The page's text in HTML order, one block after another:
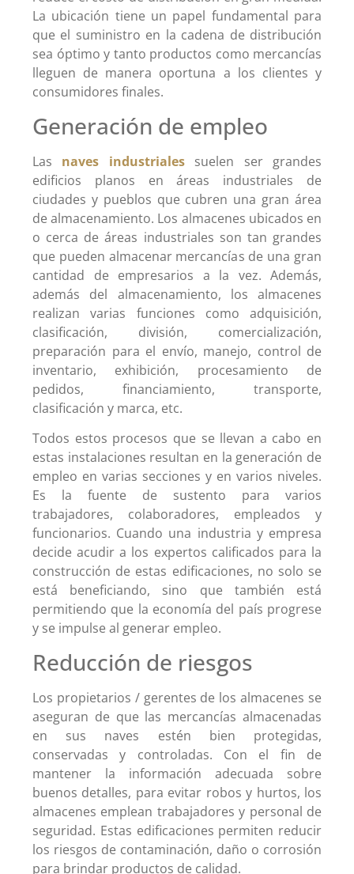
La ubicación tiene un papel fundamental para
que el suministro en la cadena de distribución
sea óptimo y tanto productos como mercancías
lleguen de manera oportuna a los clientes y
consumidores finales.
Generación de empleo
Las naves industrialessuelen ser grandes
edificios planos en áreas industriales de
ciudades y pueblos que cubren una gran área
de almacenamiento. Los almacenes ubicados en
o cerca de áreas industriales son tan grandes
que pueden almacenar mercancías de una gran
cantidad de empresarios a la vez. Además,
además del almacenamiento, los almacenes
realizan varias funciones como adquisición,
clasificación, división, comercialización,
preparación para el envío, manejo, control de
inventario, exhibición, procesamiento de
pedidos, financiamiento, transporte,
clasificación y marca, etc.
Todos estos procesos que se llevan a cabo en
estas instalaciones resultan en la generación de
empleo en varias secciones y en varios niveles.
Es la fuente de sustento para varios
trabajadores, colaboradores, empleados y
funcionarios. Cuando una industria y empresa
decide acudir a los expertos calificados para la
construcción de estas edificaciones, no solo se
está beneficiando, sino que también está
permitiendo que la economía del país progrese
y se impulse al generar empleo.
Reducción de riesgos
Los propietarios / gerentes de los almacenes se
aseguran de que las mercancías almacenadas
en sus naves estén bien protegidas,
conservadas y controladas. Con el fin de
mantener la información adecuada sobre
buenos detalles, para evitar robos y hurtos, los
almacenes emplean trabajadores y personal de
seguridad. Estas edificaciones permiten reducir
los riesgos de contaminación, daño o corrosión
para brindar productos de calidad.